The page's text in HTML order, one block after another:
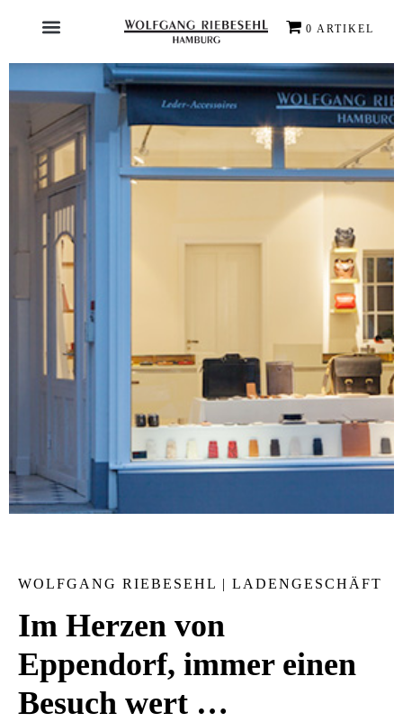
0 ARTIKEL
WOLFGANG RIEBESEHL | LADENGESCHÄFT
Im Herzen von
Eppendorf, immer einen
Besuch wert …